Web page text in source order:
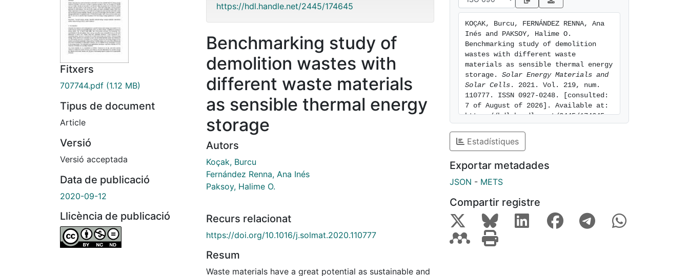
Fitxers
707744.pdf (1.12 MB)
Tipus de document
Article
Versió
Versió acceptada
Data de publicació
2020-09-12
Llicència de publicació
https://hdl.handle.net/2445/174645
Benchmarking study of
demolition wastes with
different waste materials
as sensible thermal energy
storage
Autors
Koçak, Burcu
Fernández Renna, Ana Inés
Paksoy, Halime O.
Recurs relacionat
https://doi.org/10.1016/j.solmat.2020.110777
Resum
Waste materials have a great potential as sustainable and
KOÇAK, Burcu, FERNÁNDEZ RENNA, Ana
Inés and PAKSOY, Halime O.
Benchmarking study of demolition
wastes with different waste
materials as sensible thermal energy
storage. Solar Energy Materials and
Solar Cells . 2021. Vol. 219, num.
110777. ISSN 0927-0248. [consulted:
7 of August of 2026]. Available at:
https://hdl.handle.net/2445/174645
Estadístiques
Exportar metadades
JSON - METS
Compartir registre